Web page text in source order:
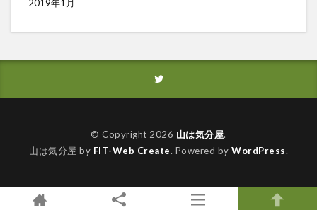
2019年1月
© Copyright 2026 山は気分屋.
山は気分屋 by FIT-Web Create. Powered by WordPress.